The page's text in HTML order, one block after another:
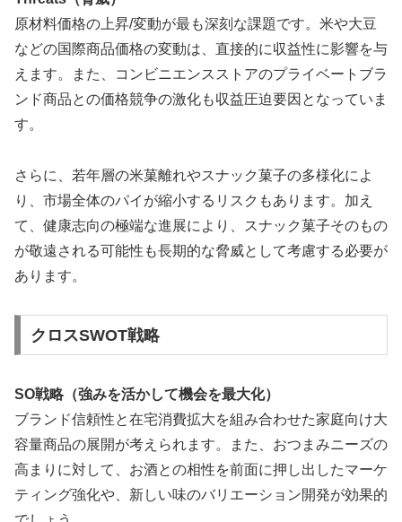
原材料価格の上昇/変動が最も深刻な課題です。米や大豆
などの国際商品価格の変動は、直接的に収益性に影響を与
えます。また、コンビニエンスストアのプライベートブラ
ンド商品との価格競争の激化も収益圧迫要因となっていま
す。
さらに、若年層の米菓離れやスナック菓子の多様化によ
り、市場全体のパイが縮小するリスクもあります。加え
て、健康志向の極端な進展により、スナック菓子そのもの
が敬遠される可能性も長期的な脅威として考慮する必要が
あります。
クロスSWOT戦略
SO戦略（強みを活かして機会を最大化）
ブランド信頼性と在宅消費拡大を組み合わせた家庭向け大
容量商品の展開が考えられます。また、おつまみニーズの
高まりに対して、お酒との相性を前面に押し出したマーケ
ティング強化や、新しい味のバリエーション開発が効果的